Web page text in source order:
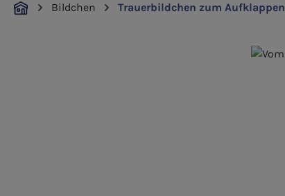
Bildchen Trauerbildchen zum Aufklappen